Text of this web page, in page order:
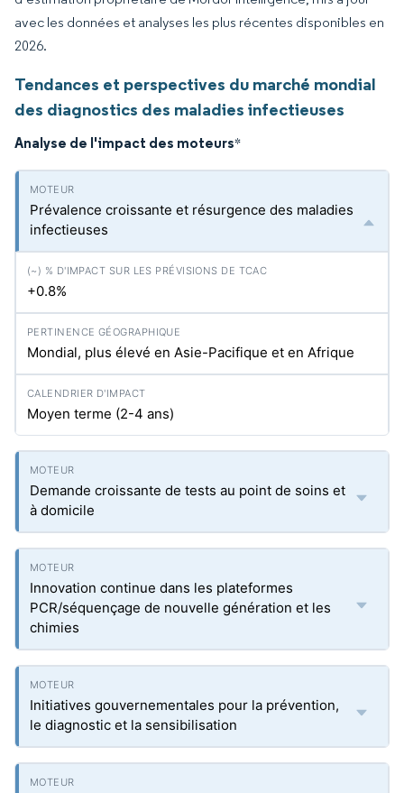
avec les données et analyses les plus récentes disponibles en
2026.
Tendances et perspectives du marché mondial
des diagnostics des maladies infectieuses
Analyse de l'impact des moteurs*
Prévalence croissante et résurgence des maladies
infectieuses
+0.8%
Mondial, plus élevé en Asie-Pacifique et en Afrique
Moyen terme (2-4 ans)
Demande croissante de tests au point de soins et
à domicile
Innovation continue dans les plateformes
PCR/séquençage de nouvelle génération et les
chimies
Initiatives gouvernementales pour la prévention,
le diagnostic et la sensibilisation